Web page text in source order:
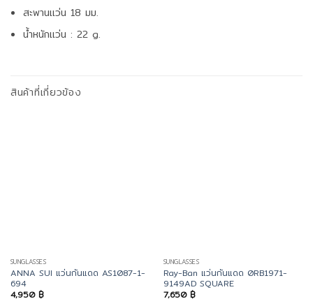
สะพานแว่น 18 มม.
น้ำหนักแว่น : 22 g.
สินค้าที่เกี่ยวข้อง
SUNGLASSES
ANNA SUI แว่นกันแดด AS1087-1-
694
4,950 ฿
SUNGLASSES
Ray-Ban แว่นกันแดด 0RB1971-
9149AD SQUARE
7,650 ฿